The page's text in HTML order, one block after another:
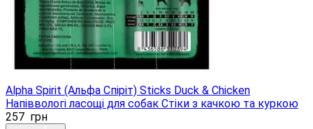
Alpha Spirit (Альфа Спіріт) Sticks Duck & Chicken
Напіввологі ласощі для собак Стіки з качкою та куркою
257 грн